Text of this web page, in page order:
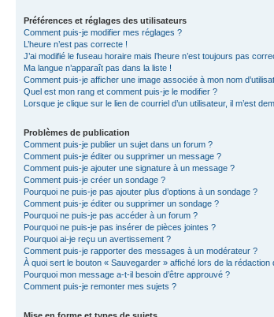
Préférences et réglages des utilisateurs
Comment puis-je modifier mes réglages ?
L’heure n’est pas correcte !
J’ai modifié le fuseau horaire mais l’heure n’est toujours pas
Ma langue n’apparaît pas dans la liste !
Comment puis-je afficher une image associée à mon nom
Quel est mon rang et comment puis-je le modifier ?
Lorsque je clique sur le lien de courriel d’un utilisateur, il m’est
Problèmes de publication
Comment puis-je publier un sujet dans un forum ?
Comment puis-je éditer ou supprimer un message ?
Comment puis-je ajouter une signature à un message ?
Comment puis-je créer un sondage ?
Pourquoi ne puis-je pas ajouter plus d’options à un sondage ?
Comment puis-je éditer ou supprimer un sondage ?
Pourquoi ne puis-je pas accéder à un forum ?
Pourquoi ne puis-je pas insérer de pièces jointes ?
Pourquoi ai-je reçu un avertissement ?
Comment puis-je rapporter des messages à un modérateur ?
À quoi sert le bouton « Sauvegarder » affiché lors de la rédaction
Pourquoi mon message a-t-il besoin d’être approuvé ?
Comment puis-je remonter mes sujets ?